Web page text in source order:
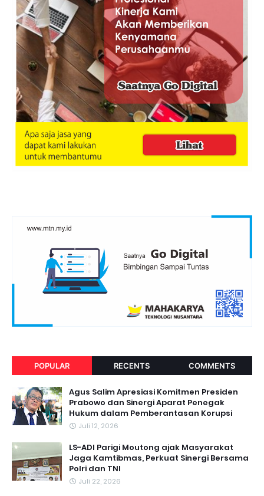
POPULAR RECENTS COMMENTS
Agus Salim Apresiasi Komitmen Presiden
Prabowo dan Sinergi Aparat Penegak
Hukum dalam Pemberantasan Korupsi
Juli 12, 2026
LS-ADI Parigi Moutong ajak Masyarakat
Jaga Kamtibmas, Perkuat Sinergi Bersama
Polri dan TNI
Juli 22, 2026